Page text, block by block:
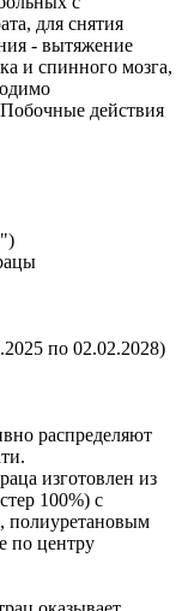
для снятия
- вытяжение
и спинного мозга,
действия
по 02.02.2028)
распределяют
изготовлен из
100%) с
полиуретановым
по центру